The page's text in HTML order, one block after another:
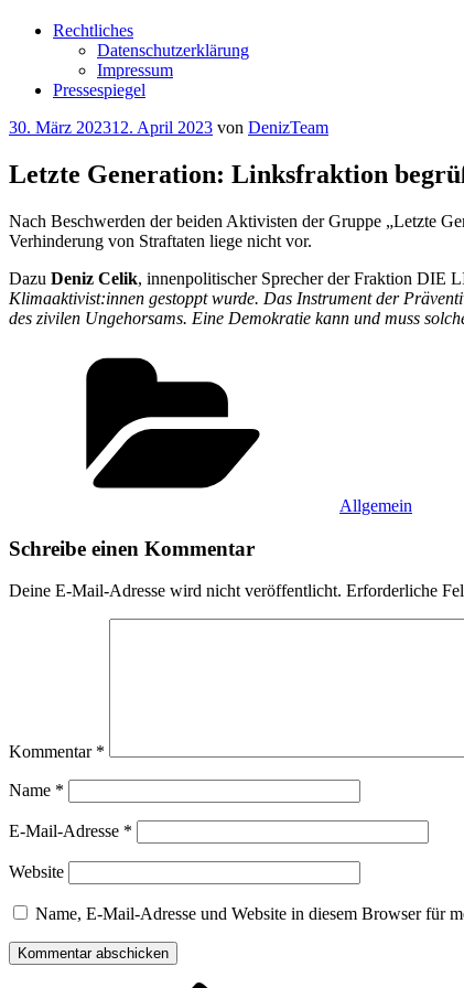
Rechtliches
Datenschutzerklärung
Impressum
Pressespiegel
Veröffentlicht
30. März 202312. April 2023 von DenizTeam
Letzte Generation: Linksfraktion
Nach Beschwerden der beiden Aktivisten der Gruppe „Letzte
Verhinderung von Straftaten liege nicht vor.
Dazu Deniz Celik, innenpolitischer Sprecher der Fraktion DIE
Klimaaktivist:innen gestoppt wurde. Das Instrument der
des zivilen Ungehorsams. Eine Demokratie kann und muss
Allgemein
Schreibe einen Kommentar
Deine E-Mail-Adresse wird nicht veröffentlicht. Erforderliche
Kommentar *
Name *
E-Mail-Adresse *
Website
Name, E-Mail-Adresse und Website in diesem Browser für